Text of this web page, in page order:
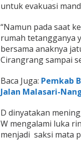
untuk evakuasi
“Namun pada saat
rumah tetangganya
bersama anaknya
Cirangrang sampai
Baca Juga: Pemkab
Jalan Malasari-
D dinyatakan
W mengalami luka
menjadi saksi mata